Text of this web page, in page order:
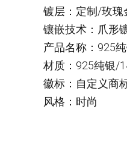
镀层：定制/玫
镶嵌技术：爪形
产品名称：925
材质：925纯银/
徽标：自定义商
风格：时尚